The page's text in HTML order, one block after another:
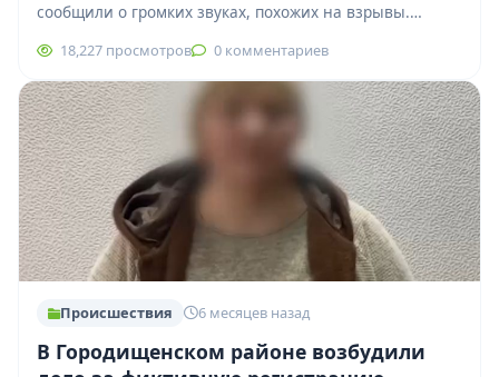
сообщили о громких звуках, похожих на взрывы.
городских…
18,227 просмотров 0 комментариев
Происшествия 6 месяцев назад
В Городищенском районе возбудили